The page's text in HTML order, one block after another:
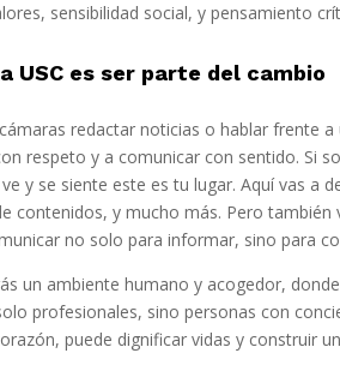
sensibilidad social, y pensamiento
USC es ser parte del cambio
redactar noticias o hablar frente
respeto y a comunicar con sentido. Si
y se siente este es tu lugar. Aquí vas a
contenidos, y mucho más. Pero también
no solo para informar, sino para
un ambiente humano y acogedor,
profesionales, sino personas con
puede dignificar vidas y construir